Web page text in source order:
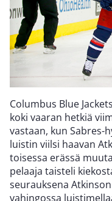
Columbus Blue
koki vaaran hetkiä
vastaan, kun Sabres-
luistin viilsi haavan
toisessa erässä
pelaaja taisteli
seurauksena
vahingossa